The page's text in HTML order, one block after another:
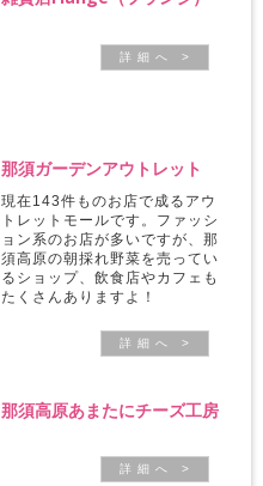
詳 細 へ >
那須ガーデンアウトレット
現在143件ものお店で成るアウ
トレットモールです。ファッシ
ョン系のお店が多いですが、那
須高原の朝採れ野菜を売ってい
るショップ、飲食店やカフェも
たくさんありますよ！
詳 細 へ >
那須高原あまたにチーズ工房
詳 細 へ >